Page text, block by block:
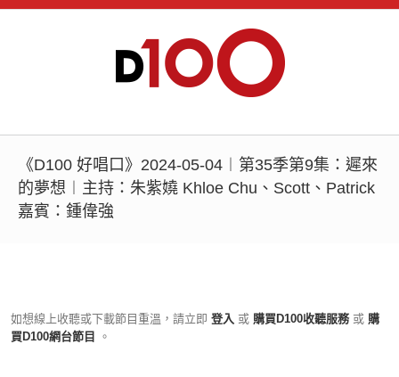
《D100 好唱口》2024-05-04︱第35季第9集：遲來
的夢想︱主持：朱紫嬈 Khloe Chu、Scott、Patrick
嘉賓：鍾偉強
如想線上收聽或下載節目重溫，請立即 登入 或 購買D100收聽服務 或 購
買D100網台節目
。